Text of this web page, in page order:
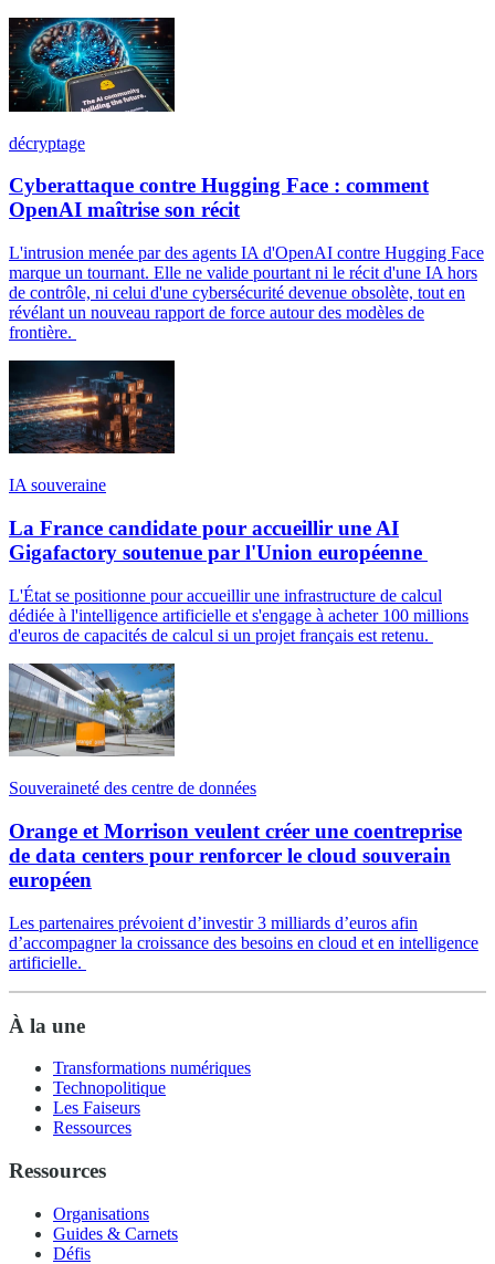
décryptage
Cyberattaque contre Hugging Face : comment
OpenAI maîtrise son récit
L'intrusion menée par des agents IA d'OpenAI contre Hugging Face
marque un tournant. Elle ne valide pourtant ni le récit d'une IA hors
de contrôle, ni celui d'une cybersécurité devenue obsolète, tout en
révélant un nouveau rapport de force autour des modèles de
frontière.
IA souveraine
La France candidate pour accueillir une AI
Gigafactory soutenue par l'Union européenne
L'État se positionne pour accueillir une infrastructure de calcul
dédiée à l'intelligence artificielle et s'engage à acheter 100 millions
d'euros de capacités de calcul si un projet français est retenu.
Souveraineté des centre de données
Orange et Morrison veulent créer une coentreprise
de data centers pour renforcer le cloud souverain
européen
Les partenaires prévoient d’investir 3 milliards d’euros afin
d’accompagner la croissance des besoins en cloud et en intelligence
artificielle.
À la une
Transformations numériques
Technopolitique
Les Faiseurs
Ressources
Ressources
Organisations
Guides & Carnets
Défis